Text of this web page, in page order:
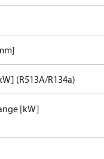
(R513A/R134a)
[kW]